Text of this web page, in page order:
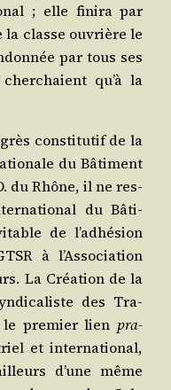
; elle fini­ra par
classe ouvrière le
par tous ses
qu’à la
consti­tu­tif de la
du Bâti­ment
du Rhône, il ne res­
du Bâti­
de l’adhésion
à l’Association
La Créa­tion de la
des Tra­
le pre­mier lien pra­
et inter­na­tio­nal,
d’une même